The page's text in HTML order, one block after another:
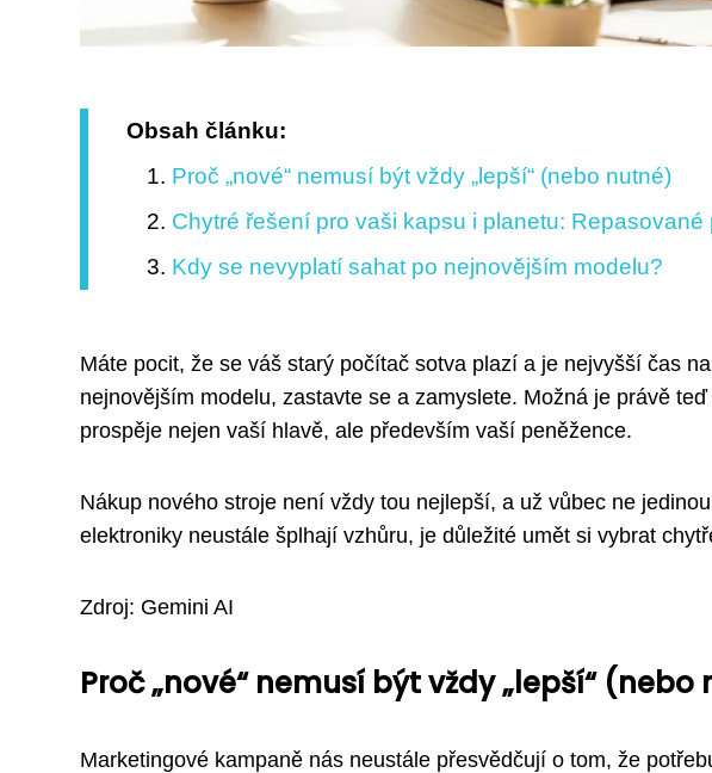
Obsah článku:
Proč „nové“ nemusí být vždy „lepší“ (nebo nutné)
Chytré řešení pro vaši kapsu i planetu: Repasované
Kdy se nevyplatí sahat po nejnovějším modelu?
Máte pocit, že se váš starý počítač sotva plazí a je nejvyšší čas
nejnovějším modelu, zastavte se a zamyslete. Možná je právě
prospěje nejen vaší hlavě, ale především vaší peněžence.
Nákup nového stroje není vždy tou nejlepší, a už vůbec ne
elektroniky neustále šplhají vzhůru, je důležité umět si vybrat
Zdroj: Gemini AI
Proč „nové“ nemusí být vždy „lepší“ (nebo
Marketingové kampaně nás neustále přesvědčují o tom, že